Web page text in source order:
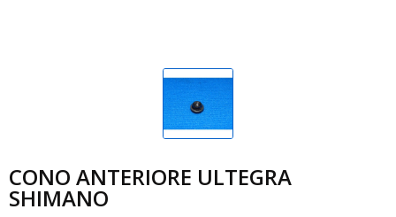
CONO ANTERIORE ULTEGRA
SHIMANO